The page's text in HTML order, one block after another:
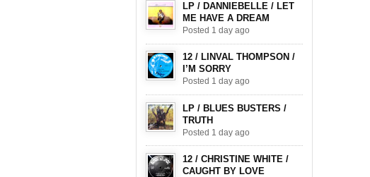
LP / DANNIEBELLE / LET
ME HAVE A DREAM
Posted 1 day ago
12 / LINVAL THOMPSON /
I’M SORRY
Posted 1 day ago
LP / BLUES BUSTERS /
TRUTH
Posted 1 day ago
12 / CHRISTINE WHITE /
CAUGHT BY LOVE